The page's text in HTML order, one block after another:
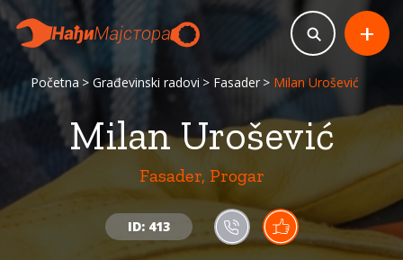
Početna Građevinski radovi Fasader Milan Urošević
Milan Urošević
Fasader, Progar
ID: 413
+